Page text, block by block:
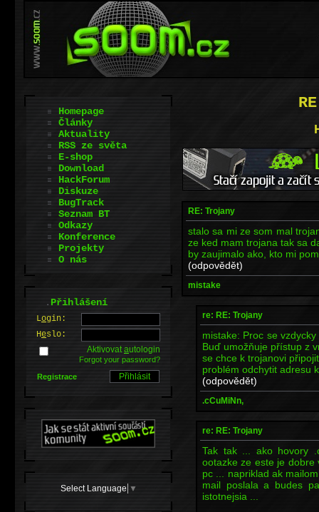
RE: Trojany
stalo sa mi ze som mal
ze ked mam trojana tak sa
by zaujimalo ako, kto mi
(odpovědět)
mistake
re: RE: Trojany
mistake: Proc se
Buď umožňuje přístup z
se chce k trojanovi
problém odchytit adresu
(odpovědět)
.cCuMiNn,
re: RE: Trojany
Tak tak ... ako hovory
ootazke ze este je dobre
pc ... napriklad ak
mail poslala a budes
istotnejsia ...
Homepage
Články
Aktuality
RSS ze světa
E-shop
Download
HackForum
Diskuze
BugTrack
Seznam BT
Odkazy
Konference
Projekty
O nás
.Přihlášení
Login:
Heslo:
Aktivovatautologin
Forgot your password?
Registrace
Select Language ▼